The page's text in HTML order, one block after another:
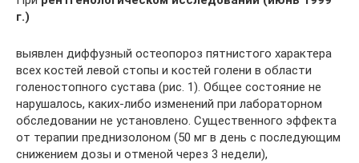
г.)
выявлен диффузный остеопороз пятнистого характера
всех костей левой стопы и костей голени в области
голеностопного сустава (рис. 1). Общее состояние не
нарушалось, каких-либо изменений при лабораторном
обследовании не установлено. Существенного эффекта
от терапии преднизолоном (50 мг в день с последующим
снижением дозы и отменой через 3 недели),